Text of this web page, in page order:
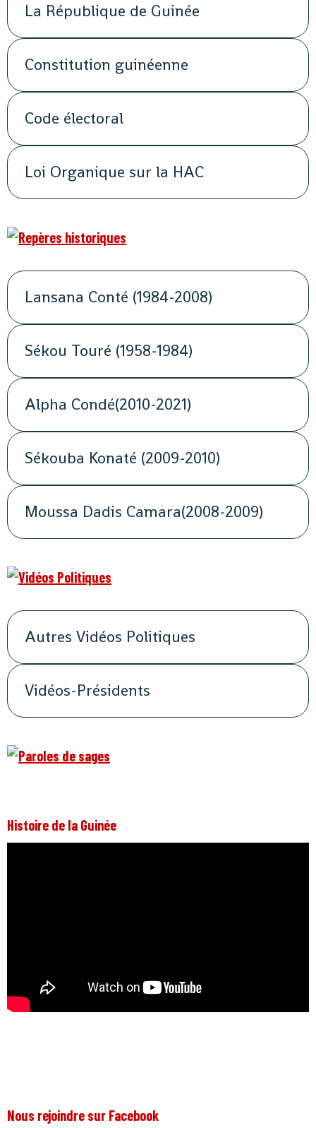
La République de Guinée
Constitution guinéenne
Code électoral
Loi Organique sur la HAC
Lansana Conté (1984-2008)
Sékou Touré (1958-1984)
Alpha Condé(2010-2021)
Sékouba Konaté (2009-2010)
Moussa Dadis Camara(2008-2009)
Autres Vidéos Politiques
Vidéos-Présidents
Histoire de la Guinée
Nous rejoindre sur Facebook